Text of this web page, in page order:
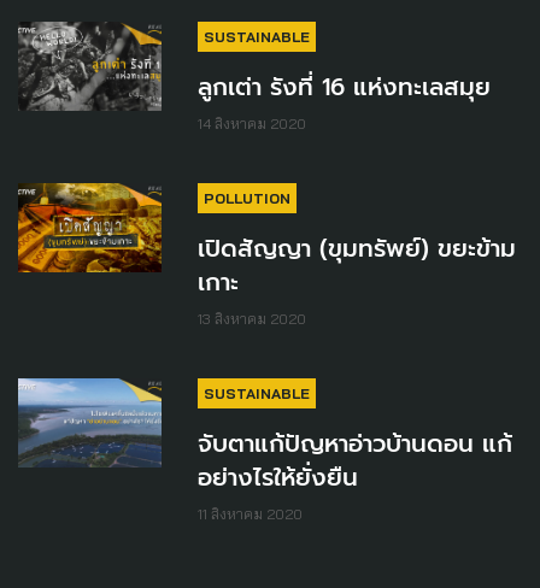
SUSTAINABLE
ลูกเต่า รังที่ 16 แห่งทะเลสมุย
14 สิงหาคม 2020
POLLUTION
เปิดสัญญา (ขุมทรัพย์) ขยะข้าม
เกาะ
13 สิงหาคม 2020
SUSTAINABLE
จับตาแก้ปัญหาอ่าวบ้านดอน แก้
อย่างไรให้ยั่งยืน
11 สิงหาคม 2020